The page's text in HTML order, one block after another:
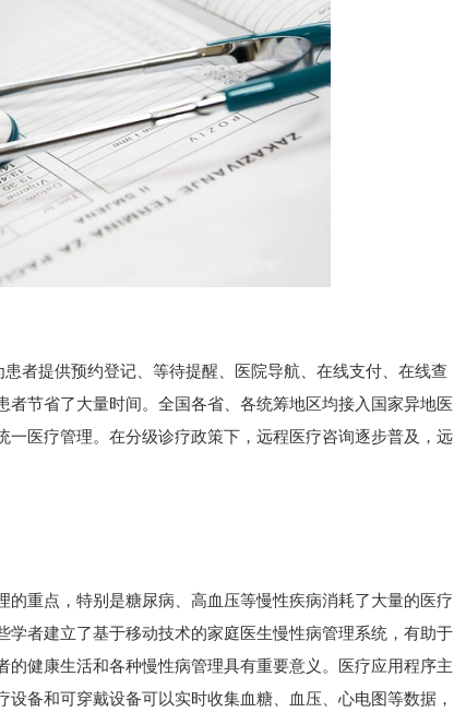
者提供预约登记、等待提醒、医院导航、在线支付、在线查
节省了大量时间。全国各省、各统筹地区均接入国家异地医
医疗管理。在分级诊疗政策下，远程医疗咨询逐步普及，远
重点，特别是糖尿病、高血压等慢性疾病消耗了大量的医疗
者建立了基于移动技术的家庭医生慢性病管理系统，有助于
健康生活和各种慢性病管理具有重要意义。医疗应用程序主
备和可穿戴设备可以实时收集血糖、血压、心电图等数据，